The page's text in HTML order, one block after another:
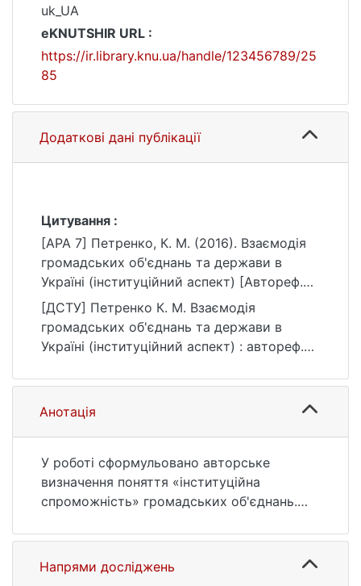
uk_UA
eKNUTSHIR URL :
https://ir.library.knu.ua/handle/123456789/25
85
Додаткові дані публікації
Цитування :
[APA 7] Петренко, К. М. (2016). Взаємодія
громадських об'єднань та держави в
Україні (інституційний аспект) [Автореф.
дис. канд. політ. наук, Київський
національний університет імені Тараса
Шевченка]. eKNUTSHIR.
https://ir.library.knu.ua/handle/123456789/25
85
[ДСТУ] Петренко К. М. Взаємодія
громадських об'єднань та держави в
Україні (інституційний аспект) : автореф.
поведінкові науки. Київ, 2016. 21 с. URL:
https://ir.library.knu.ua/handle/123456789/25
85 (дата звернення: 25.07.2026).
Анотація
У роботі сформульовано авторське
визначення поняття «інституційна
спроможність» громадських об'єднань.
моделей взаємодії громадських об’єднань
та держави: ліберальна, корпоративна,
скандинавська, середземноморська та
Напрями досліджень